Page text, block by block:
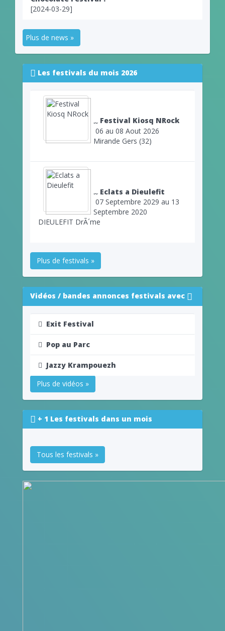
[2024-03-29]
Plus de news »
Les festivals du mois 2026
Festival Kiosq NRock
06 au 08 Aout 2026
Mirande Gers (32)
Eclats a Dieulefit
07 Septembre 2029 au 13
Septembre 2020
DIEULEFIT DrÃ´me
Plus de festivals »
Vidéos / bandes annonces festivals avec
Exit Festival
Pop au Parc
Jazzy Krampouezh
Plus de vidéos »
+ 1 Les festivals dans un mois
Tous les festivals »